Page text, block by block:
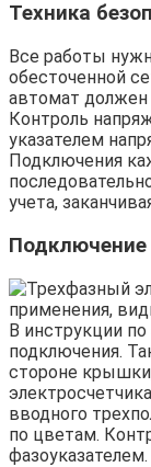
Техника
Все работы
обесточенной
автомат должен
Контроль
указателем
Подключения
учета,
Подключение
В инструкции
подключения.
стороне
вводного
по цветам.
фазоуказателем.